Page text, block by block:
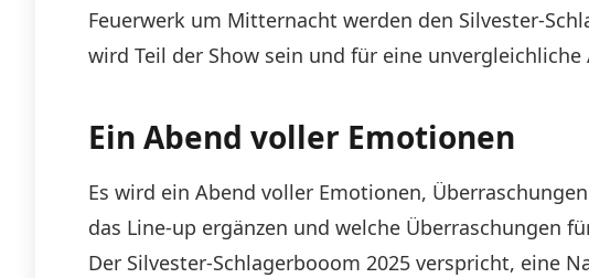
Feuerwerk um Mitternacht werden den Silvester-
wird Teil der Show sein und für eine
Ein Abend voller Emotionen
Es wird ein Abend voller Emotionen,
das Line-up ergänzen und welche Überraschungen
Der Silvester-Schlagerbooom 2025 verspricht, eine